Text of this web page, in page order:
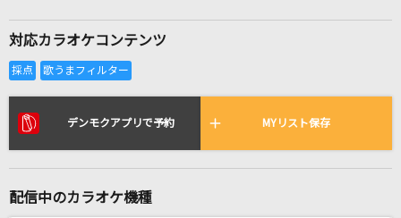
リアルタイムで歌われている曲の一覧
対応カラオケコンテンツ
デンモクアプリで予約 MYリスト保存
配信中のカラオケ機種